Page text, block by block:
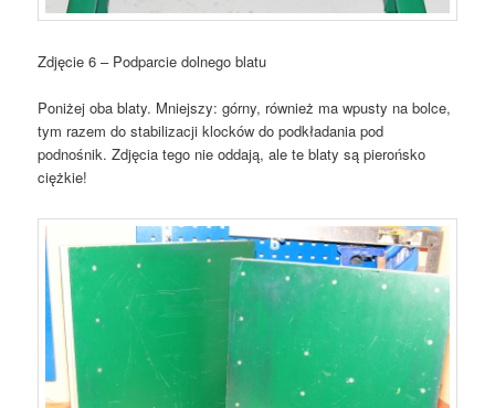
Zdjęcie 6 – Podparcie dolnego blatu
Poniżej oba blaty. Mniejszy: górny, również ma wpusty na bolce,
tym razem do stabilizacji klocków do podkładania pod
podnośnik. Zdjęcia tego nie oddają, ale te blaty są pierońsko
ciężkie!